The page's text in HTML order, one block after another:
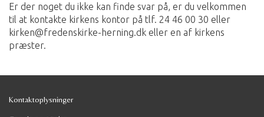
Er der noget du ikke kan finde svar på, er du velkommen
til at kontakte kirkens kontor på tlf. 24 46 00 30 eller
kirken@fredenskirke-herning.dk eller en af kirkens
præster.
Kontaktoplysninger